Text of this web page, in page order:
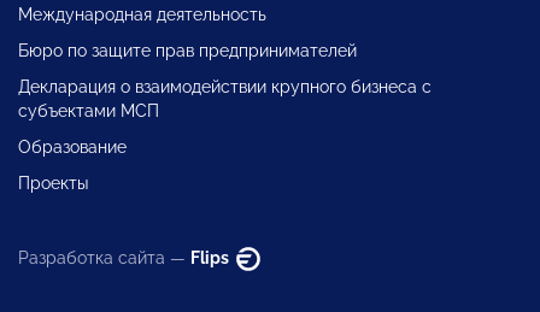
Международная деятельность
Бюро по защите прав предпринимателей
Декларация о взаимодействии крупного бизнеса с
субъектами МСП
Образование
Проекты
Разработка сайта — Flips